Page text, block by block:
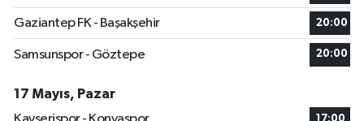
Gaziantep FK - Başakşehir 20:00
Samsunspor - Göztepe 20:00
17 Mayıs, Pazar
17:00